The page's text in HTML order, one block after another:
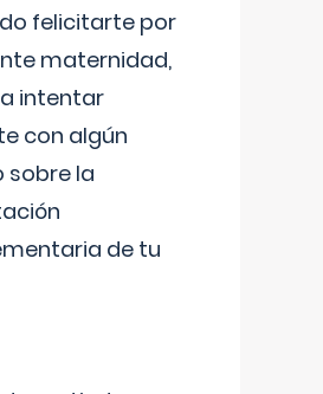
felicitarte por
maternidad,
intentar
con algún
sobre la
de tu